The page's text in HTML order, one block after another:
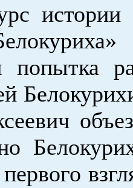
истории
попытка